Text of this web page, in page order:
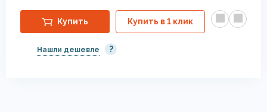
Купить Купить в 1 клик
Нашли дешевле ?